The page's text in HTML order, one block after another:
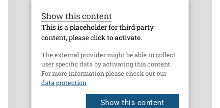
Show this content
This is a placeholder for third party
content, please click to activate.
The external provider might be able to collect
user specific data by activating this content.
For more information please check out our
data protection.
Show this content